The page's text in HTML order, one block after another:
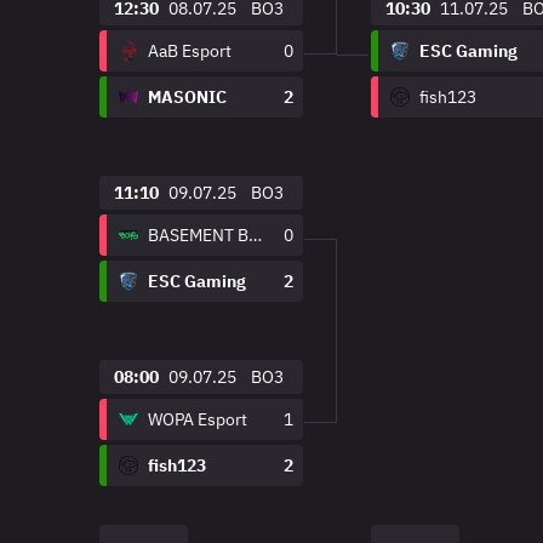
12:30 08.07.25
BO3
AaB Esport
0
MASONIC 2
11:10 09.07.25
BO3
BASEMENT BOYS
0
ESC Gaming 2
08:00 09.07.25
BO3
WOPA Esport
1
fish123 2
10:30 11.07.25
ESC Gaming
fish123